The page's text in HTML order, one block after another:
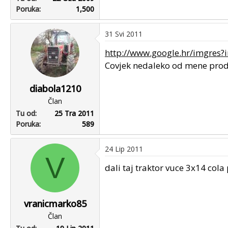
Poruka
1,500
diabola1210
Član
Tu od
25 Tra 2011
Poruka
589
31 Svi 2011
http://www.google.hr/
Covjek nedaleko od mene
V
vranicmarko85
Član
24 Lip 2011
dali taj traktor vuce 3x14 cola